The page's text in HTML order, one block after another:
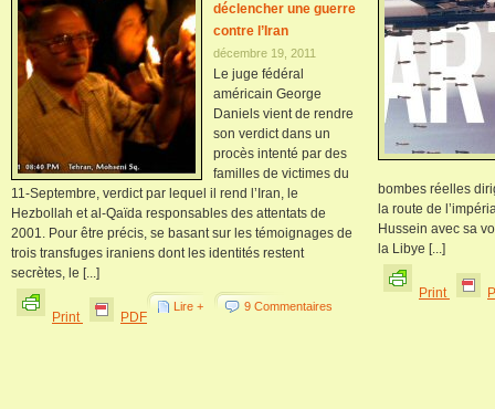
déclencher une guerre
contre l’Iran
décembre 19, 2011
Le juge fédéral
américain George
Daniels vient de rendre
son verdict dans un
procès intenté par des
familles de victimes du
11-Septembre, verdict par lequel il rend l’Iran, le
Hezbollah et al-Qaïda responsables des attentats de
2001. Pour être précis, se basant sur les témoignages de
trois transfuges iraniens dont les identités restent
secrètes, le [...]
Print PDF
Lire + 9 Commentaires
bombes réelles
la route de
Hussein avec sa
la Libye [...]
Print